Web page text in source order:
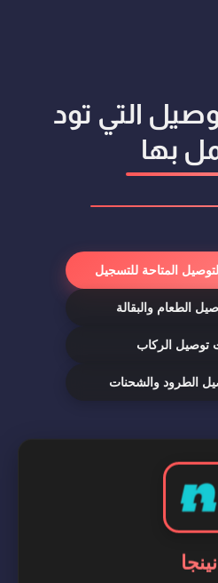
التي تود
بها
المتاحة للتسجيل
الطعام والبقالة
توصيل الركاب
الطرود والشحنات
نينجا